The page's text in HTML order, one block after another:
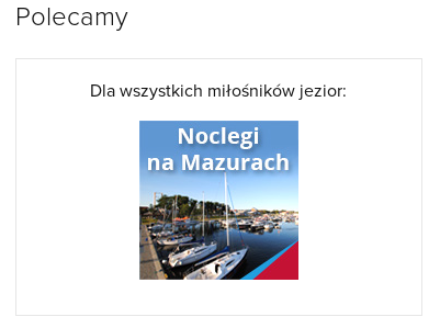
Polecamy
Dla wszystkich miłośników jezior: